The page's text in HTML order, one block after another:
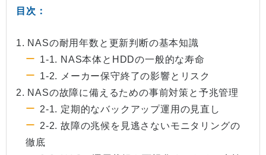
目次：
1. NASの耐用年数と更新判断の基本知識
1-1. NAS本体とHDDの一般的な寿命
1-2. メーカー保守終了の影響とリスク
2. NASの故障に備えるための事前対策と予兆管理
2-1. 定期的なバックアップ運用の見直し
2-2. 故障の兆候を見逃さないモニタリングの
徹底